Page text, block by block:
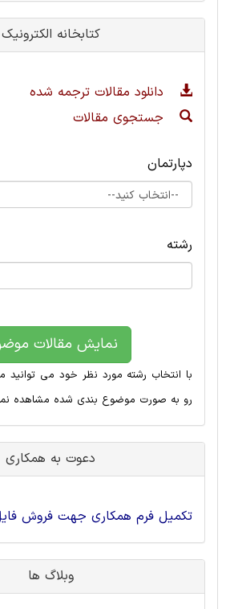
کتابخانه الکترونیک
دانلود مقالات ترجمه شده
جستجوی مقالات
دپارتمان
رشته
نمایش مقالات
با انتخاب رشته مورد نظر خود می توانید
رو به صورت موضوع بندی شده مشاهده
دعوت به همکاری
تکمیل فرم همکاری جهت فروش
وبلاگ ها